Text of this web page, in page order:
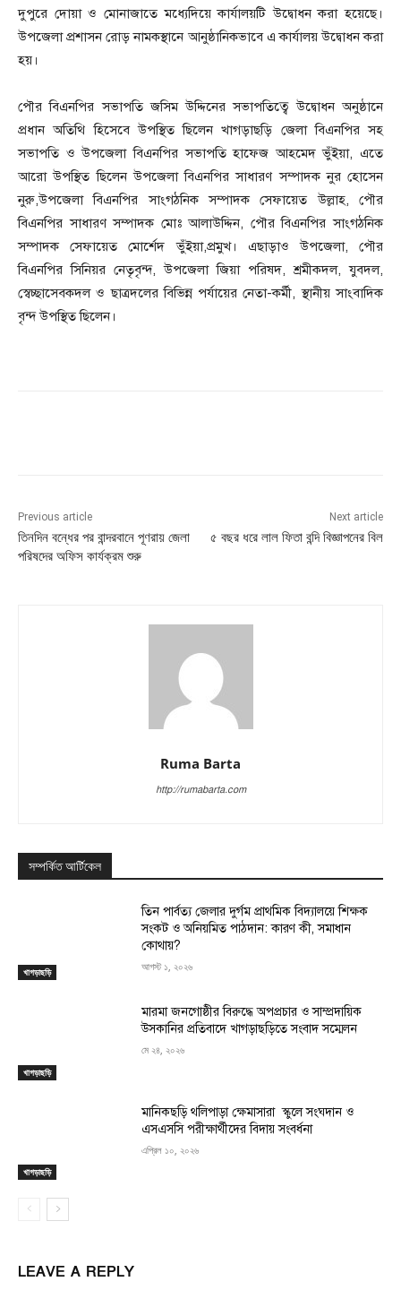
দুপুরে দোয়া ও মোনাজাতে মধ্যেদিয়ে কার্যালয়টি উদ্বোধন করা হয়েছে।
উপজেলা প্রশাসন রোড় নামকস্থানে আনুষ্ঠানিকভাবে এ কার্যালয় উদ্বোধন করা
হয়।
পৌর বিএনপির সভাপতি জসিম উদ্দিনের সভাপতিত্বে উদ্বোধন অনুষ্ঠানে
প্রধান অতিথি হিসেবে উপস্থিত ছিলেন খাগড়াছড়ি জেলা বিএনপির সহ
সভাপতি ও উপজেলা বিএনপির সভাপতি হাফেজ আহমেদ ভুঁইয়া, এতে
আরো উপস্থিত ছিলেন উপজেলা বিএনপির সাধারণ সম্পাদক নুর হোসেন
নুরু,উপজেলা বিএনপির সাংগঠনিক সম্পাদক সেফায়েত উল্লাহ, পৌর
বিএনপির সাধারণ সম্পাদক মোঃ আলাউদ্দিন, পৌর বিএনপির সাংগঠনিক
সম্পাদক সেফায়েত মোর্শেদ ভুঁইয়া,প্রমুখ। এছাড়াও উপজেলা, পৌর
বিএনপির সিনিয়র নেতৃবৃন্দ, উপজেলা জিয়া পরিষদ, শ্রমীকদল, যুবদল,
স্বেচ্ছাসেবকদল ও ছাত্রদলের বিভিন্ন পর্যায়ের নেতা-কর্মী, স্থানীয় সাংবাদিক
বৃন্দ উপস্থিত ছিলেন।
Previous article
তিনদিন বন্ধের পর বান্দরবানে পূণরায় জেলা
পরিষদের অফিস কার্যক্রম শুরু
Next article
৫ বছর ধরে লাল ফিতা বন্দি বিজ্ঞাপনের বিল
Ruma Barta
http://rumabarta.com
সম্পর্কিত আর্টিকেল
খাগড়াছড়ি
তিন পার্বত্য জেলার দুর্গম প্রাথমিক বিদ্যালয়ে শিক্ষক
সংকট ও অনিয়মিত পাঠদান: কারণ কী, সমাধান
কোথায়?
আগস্ট ১, ২০২৬
খাগড়াছড়ি
মারমা জনগোষ্ঠীর বিরুদ্ধে অপপ্রচার ও সাম্প্রদায়িক
উসকানির প্রতিবাদে খাগড়াছড়িতে সংবাদ সম্মেলন
মে ২৪, ২০২৬
খাগড়াছড়ি
মানিকছড়ি থলিপাড়া ক্ষেমাসারা স্কুলে সংঘদান ও
এসএসসি পরীক্ষার্থীদের বিদায় সংবর্ধনা
এপ্রিল ১০, ২০২৬
LEAVE A REPLY